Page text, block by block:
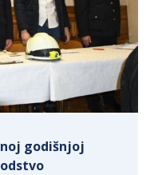
godišnjoj